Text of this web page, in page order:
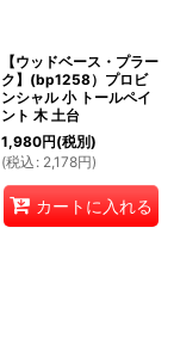
【ウッドベース・プラー
ク】(bp1258）プロビ
ンシャル 小 トールペイ
ント 木 土台
1,980円(税別)
(税込 : 2,178円)
カートに入れる